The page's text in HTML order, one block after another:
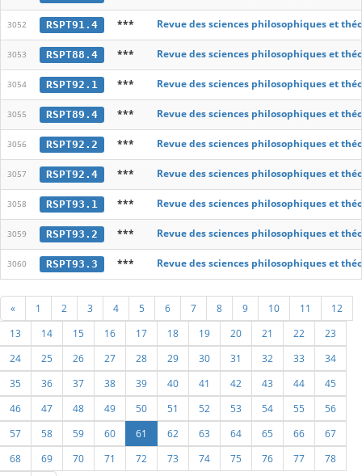
3052 RSPT91.4 *** Revue des sciences philosophiques et
3053 RSPT88.4 *** Revue des sciences philosophiques et
3054 RSPT92.1 *** Revue des sciences philosophiques et
3055 RSPT89.4 *** Revue des sciences philosophiques et
3056 RSPT92.2 *** Revue des sciences philosophiques et
3057 RSPT92.4 *** Revue des sciences philosophiques et
3058 RSPT93.1 *** Revue des sciences philosophiques et
3059 RSPT93.2 *** Revue des sciences philosophiques et
3060 RSPT93.3 *** Revue des sciences philosophiques et
« 1 2 3 4 5 6 7 8 9 10 11
12
13
14 15 16 17 18 19 20 21 22
23
24
25 26 27 28 29 30 31 32 33
34
35
36 37 38 39 40 41 42 43 44
45
46
47 48 49 50 51 52 53 54 55
56
57
58 59 60 61 62 63 64 65 66
67
68
69 70 71 72 73 74 75 76 77 78